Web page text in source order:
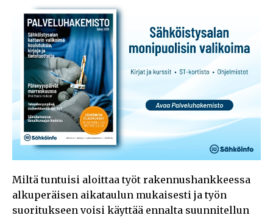
Miltä tuntuisi aloittaa työt rakennushankkeessa
alkuperäisen aikataulun mukaisesti ja työn
suoritukseen voisi käyttää ennalta suunnitellun